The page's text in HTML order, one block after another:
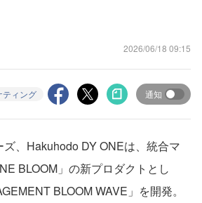
2026/06/18 09:15
ティング 通知
、Hakuhodo DY ONEは、統合マ
BLOOM」の新プロダクトとし
BLOOM WAVE」を開発。